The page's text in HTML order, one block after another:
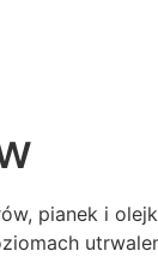
pianek i